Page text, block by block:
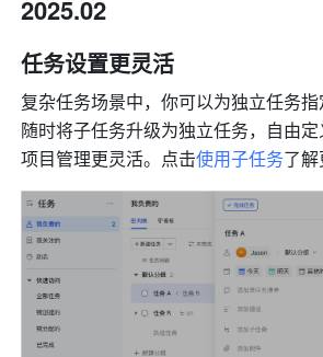
2025.02
任务设置更灵活
复杂任务场景中，你可以为独立任务
随时将子任务升级为独立任务，自由
项目管理更灵活。点击使用子任务了解